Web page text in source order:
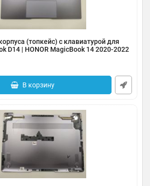
(топкейс) с клавиатурой для
D14 | HONOR MagicBook 14 2020-2022
В корзину